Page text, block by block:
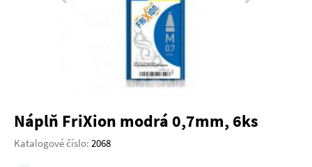
Náplň FriXion modrá 0,7mm, 6ks
Katalogové číslo: 2068